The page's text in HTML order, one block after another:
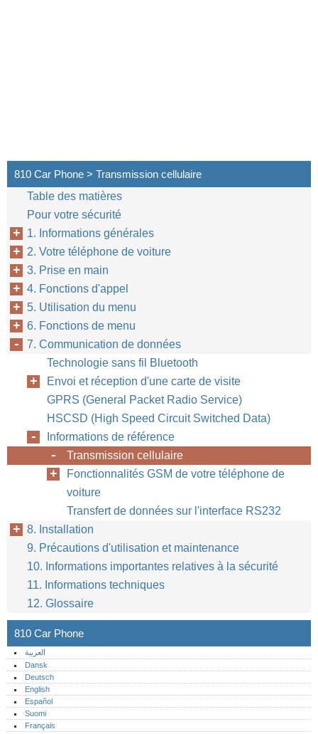
810 Car Phone > Transmission cellulaire
Table des matières
Pour votre sécurité
1. Informations générales
2. Votre téléphone de voiture
3. Prise en main
4. Fonctions d'appel
5. Utilisation du menu
6. Fonctions de menu
7. Communication de données
Technologie sans fil Bluetooth
Envoi et réception d'une carte de visite
GPRS (General Packet Radio Service)
HSCSD (High Speed Circuit Switched Data)
Informations de référence
Transmission cellulaire
Fonctionnalités GSM de votre téléphone de
voiture
Transfert de données sur l'interface RS232
8. Installation
9. Précautions d'utilisation et maintenance
10. Informations importantes relatives à la sécurité
11. Informations techniques
12. Glossaire
810 Car Phone
العربية
Dansk
Deutsch
English
Español
Suomi
Français